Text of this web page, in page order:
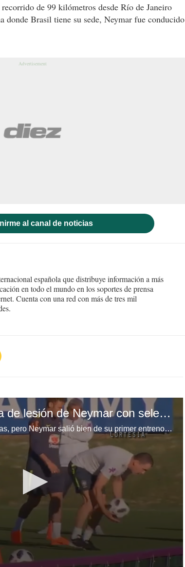
de 99 kilómetros desde Río de Janeiro
donde Brasil tiene su sede, Neymar fue conducido
al canal de noticias
española que distribuye información a más
en todo el mundo en los soportes de prensa
Cuenta con una red con más de tres mil
Fred descarta recaida de lesión de Neymar con selección de Brasil
Se habían encendido las alarmas, pero Neymar salió bien de su primer entreno con la selección de Brasil.